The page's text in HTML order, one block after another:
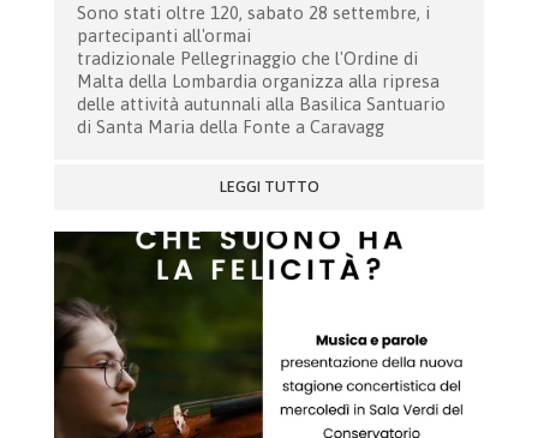
Sono stati oltre 120, sabato 28 settembre, i
partecipanti all'ormai
tradizionale Pellegrinaggio che l'Ordine di
Malta della Lombardia organizza alla ripresa
delle attività autunnali alla Basilica Santuario
di Santa Maria della Fonte a Caravagg
LEGGI TUTTO